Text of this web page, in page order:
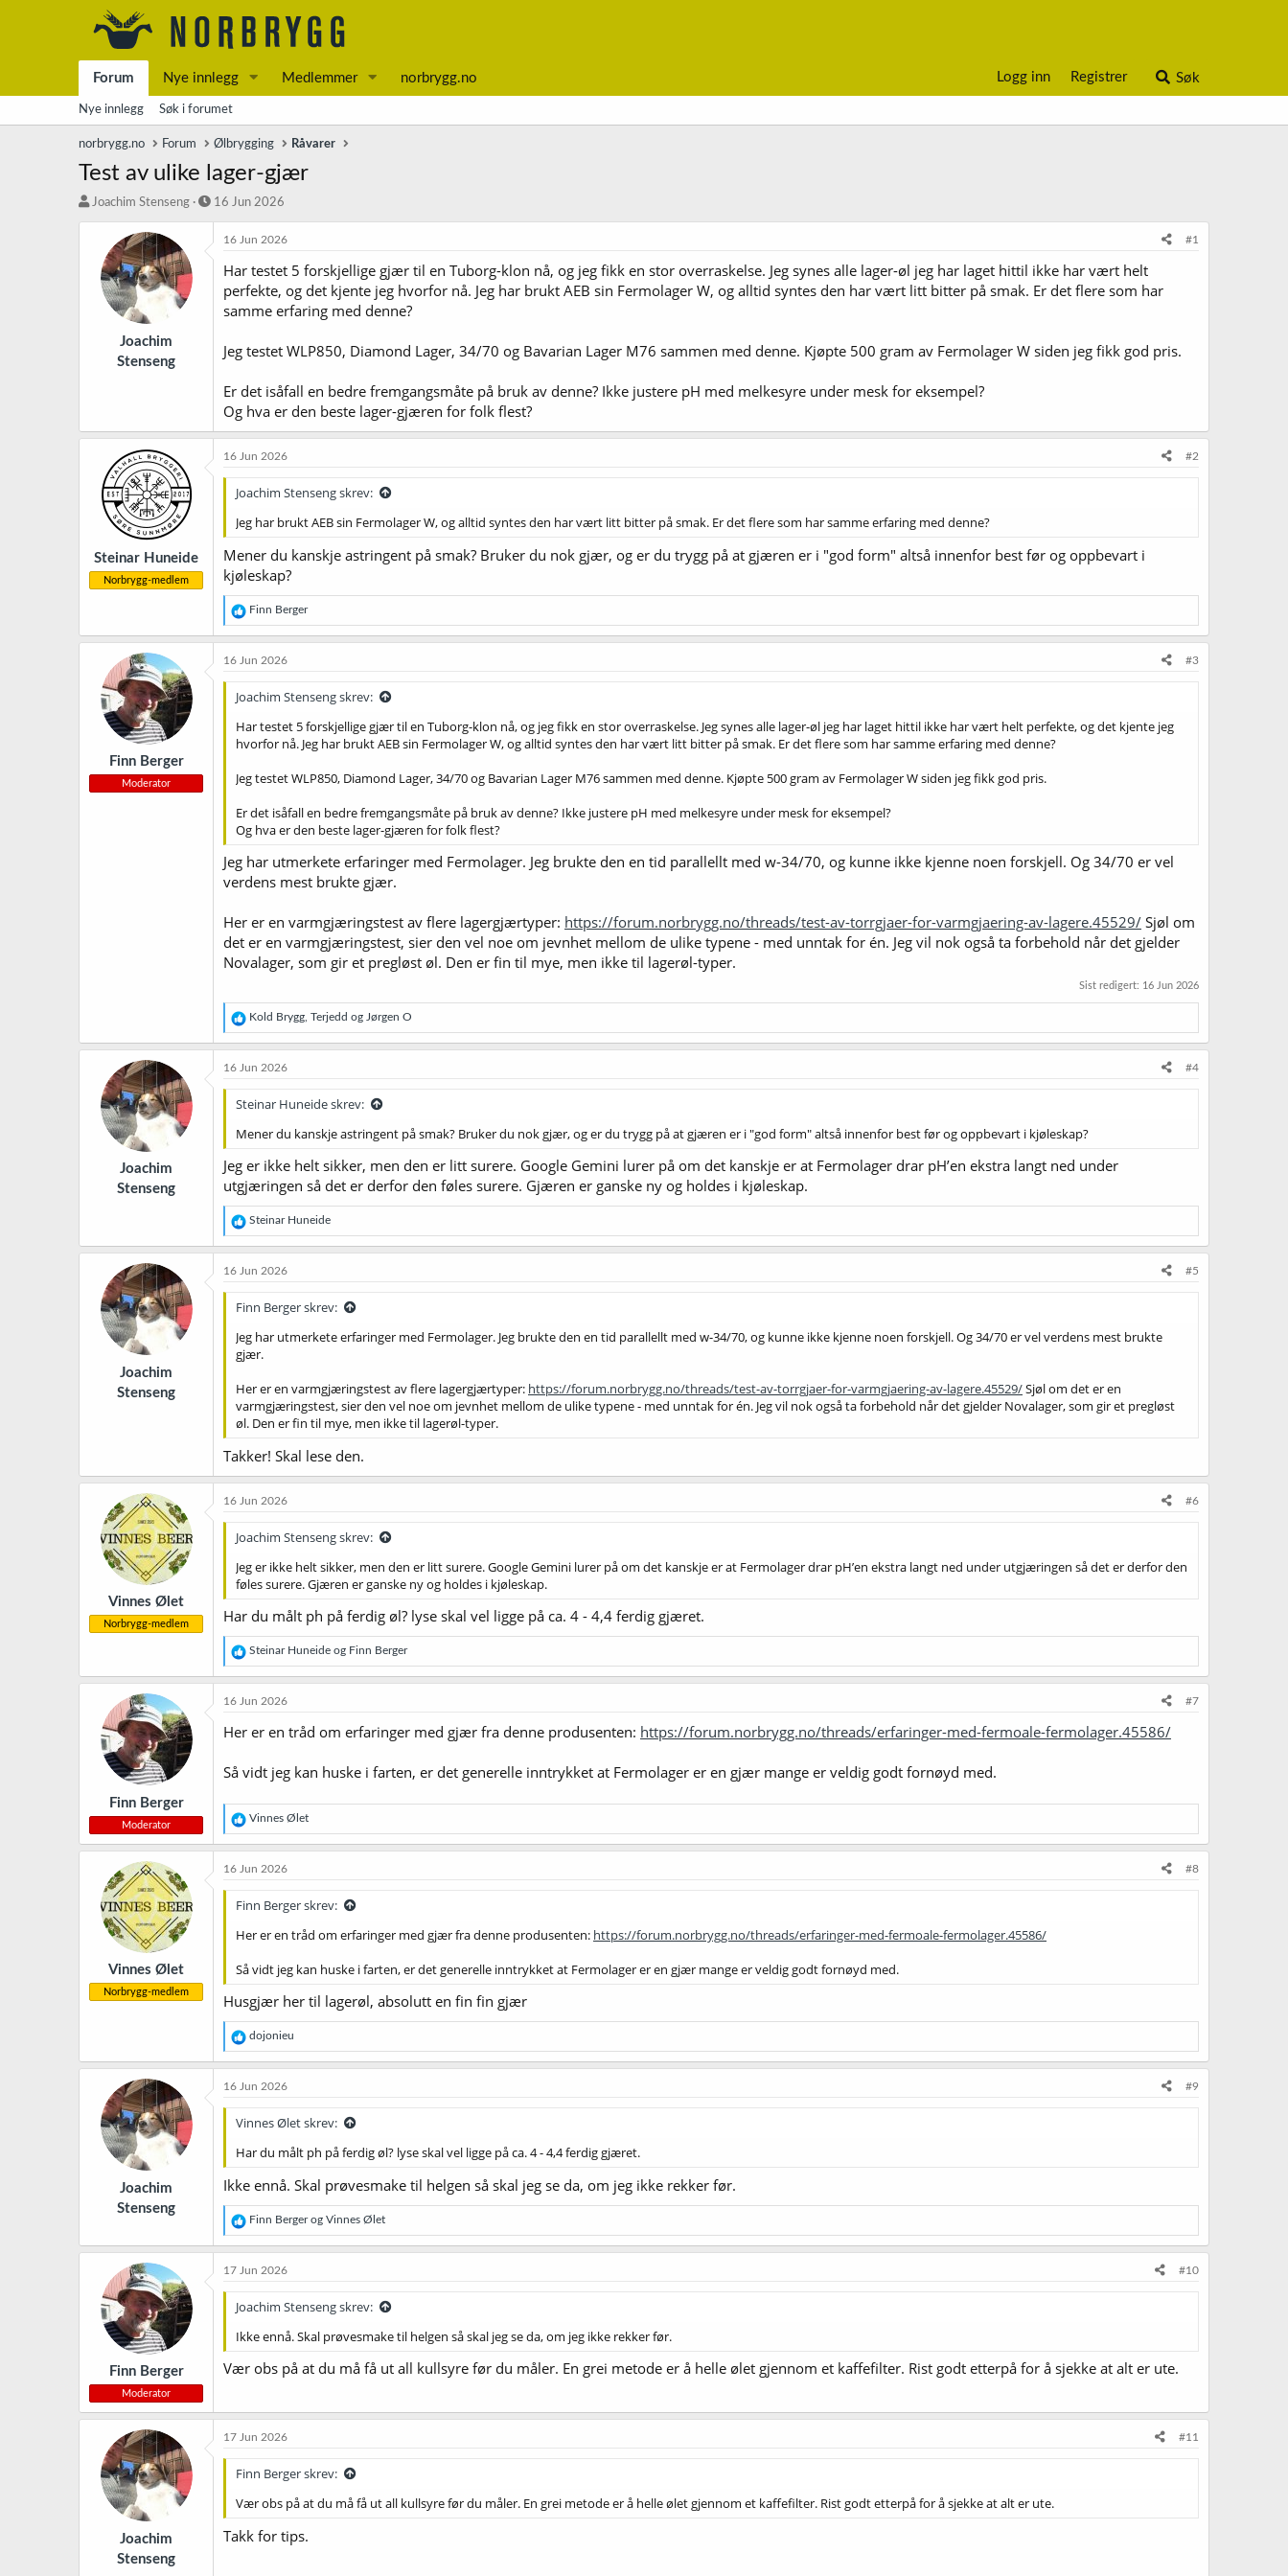
Forum Nye innlegg Medlemmer norbrygg.no Logg inn Registrer Søk
Nye innlegg Søk i forumet
norbrygg.no Forum Ølbrygging Råvarer
Test av ulike lager-gjær
T
Joachim Stenseng
S16 Jun 2026
Joachim
Stenseng
16 Jun 2026 #1
Har testet 5 forskjellige gjær til en Tuborg-klon nå, og jeg fikk en stor overraskelse. Jeg synes alle lager-øl jeg har laget hittil ikke har vært helt
perfekte, og det kjente jeg hvorfor nå. Jeg har brukt AEB sin Fermolager W, og alltid syntes den har vært litt bitter på smak. Er det flere som har
samme erfaring med denne?
Jeg testet WLP850, Diamond Lager, 34/70 og Bavarian Lager M76 sammen med denne. Kjøpte 500 gram av Fermolager W siden jeg fikk god pris.
Er det isåfall en bedre fremgangsmåte på bruk av denne? Ikke justere pH med melkesyre under mesk for eksempel?
Og hva er den beste lager-gjæren for folk flest?
Steinar Huneide
Norbrygg-medlem
16 Jun 2026 #2
Joachim Stenseng skrev:
Jeg har brukt AEB sin Fermolager W, og alltid syntes den har vært litt bitter på smak. Er det flere som har samme erfaring med denne?
Mener du kanskje astringent på smak? Bruker du nok gjær, og er du trygg på at gjæren er i "god form" altså innenfor best før og oppbevart i
kjøleskap?
R
e
a
j
o
e
r
Finn Berger
Finn Berger
Moderator
16 Jun 2026 #3
Joachim Stenseng skrev:
Har testet 5 forskjellige gjær til en Tuborg-klon nå, og jeg fikk en stor overraskelse. Jeg synes alle lager-øl jeg har laget hittil ikke har vært helt perfekte, og det kjente jeg
hvorfor nå. Jeg har brukt AEB sin Fermolager W, og alltid syntes den har vært litt bitter på smak. Er det flere som har samme erfaring med denne?
Jeg testet WLP850, Diamond Lager, 34/70 og Bavarian Lager M76 sammen med denne. Kjøpte 500 gram av Fermolager W siden jeg fikk god pris.
Er det isåfall en bedre fremgangsmåte på bruk av denne? Ikke justere pH med melkesyre under mesk for eksempel?
Og hva er den beste lager-gjæren for folk flest?
Jeg har utmerkete erfaringer med Fermolager. Jeg brukte den en tid parallellt med w-34/70, og kunne ikke kjenne noen forskjell. Og 34/70 er vel
verdens mest brukte gjær.
Her er en varmgjæringstest av flere lagergjærtyper: https://forum.norbrygg.no/threads/test-av-torrgjaer-for-varmgjaering-av-lagere.45529/ Sjøl om
det er en varmgjæringstest, sier den vel noe om jevnhet mellom de ulike typene - med unntak for én. Jeg vil nok også ta forbehold når det gjelder
Novalager, som gir et pregløst øl. Den er fin til mye, men ikke til lagerøl-typer.
Sist redigert: 16 Jun 2026
R
e
a
j
o
e
:
Kold Brygg Terjedd og Jørgen O
Joachim
Stenseng
16 Jun 2026 #4
Steinar Huneide skrev:
Mener du kanskje astringent på smak? Bruker du nok gjær, og er du trygg på at gjæren er i "god form" altså innenfor best før og oppbevart i kjøleskap?
Jeg er ikke helt sikker, men den er litt surere. Google Gemini lurer på om det kanskje er at Fermolager drar pH’en ekstra langt ned under
utgjæringen så det er derfor den føles surere. Gjæren er ganske ny og holdes i kjøleskap.
R
e
a
j
o
e
r
Steinar Huneide
Joachim
Stenseng
16 Jun 2026 #5
Finn Berger skrev:
Jeg har utmerkete erfaringer med Fermolager. Jeg brukte den en tid parallellt med w-34/70, og kunne ikke kjenne noen forskjell. Og 34/70 er vel verdens mest brukte
gjær.
Her er en varmgjæringstest av flere lagergjærtyper: https://forum.norbrygg.no/threads/test-av-torrgjaer-for-varmgjaering-av-lagere.45529/Sjøl om det er en
varmgjæringstest, sier den vel noe om jevnhet mellom de ulike typene - med unntak for én. Jeg vil nok også ta forbehold når det gjelder Novalager, som gir et pregløst
øl. Den er fin til mye, men ikke til lagerøl-typer.
Takker! Skal lese den.
Vinnes Ølet
Norbrygg-medlem
16 Jun 2026 #6
Joachim Stenseng skrev:
Jeg er ikke helt sikker, men den er litt surere. Google Gemini lurer på om det kanskje er at Fermolager drar pH’en ekstra langt ned under utgjæringen så det er derfor den
føles surere. Gjæren er ganske ny og holdes i kjøleskap.
Har du målt ph på ferdig øl? lyse skal vel ligge på ca. 4 - 4,4 ferdig gjæret.
R
e
a
o
e
:
Steinar Huneide og Finn Berger
Finn Berger
Moderator
16 Jun 2026 #7
Her er en tråd om erfaringer med gjær fra denne produsenten: https://forum.norbrygg.no/threads/erfaringer-med-fermoale-fermolager.45586/
Så vidt jeg kan huske i farten, er det generelle inntrykket at Fermolager er en gjær mange er veldig godt fornøyd med.
R
e
a
j
o
e
:
Vinnes Ølet
Vinnes Ølet
Norbrygg-medlem
16 Jun 2026 #8
Finn Berger skrev:
Her er en tråd om erfaringer med gjær fra denne produsenten: https://forum.norbrygg.no/threads/erfaringer-med-fermoale-fermolager.45586/
Så vidt jeg kan huske i farten, er det generelle inntrykket at Fermolager er en gjær mange er veldig godt fornøyd med.
Husgjær her til lagerøl, absolutt en fin fin gjær
R
e
a
j
o
e
:
dojonieu
Joachim
Stenseng
16 Jun 2026 #9
Vinnes Ølet skrev:
Har du målt ph på ferdig øl? lyse skal vel ligge på ca. 4 - 4,4 ferdig gjæret.
Ikke ennå. Skal prøvesmake til helgen så skal jeg se da, om jeg ikke rekker før.
R
e
a
j
o
e
:
Finn Bergerog Vinnes Ølet
Finn Berger
Moderator
17 Jun 2026 #10
Joachim Stenseng skrev:
Ikke ennå. Skal prøvesmake til helgen så skal jeg se da, om jeg ikke rekker før.
Vær obs på at du må få ut all kullsyre før du måler. En grei metode er å helle ølet gjennom et kaffefilter. Rist godt etterpå for å sjekke at alt er ute.
Joachim
Stenseng
17 Jun 2026 #11
Finn Berger skrev:
Vær obs på at du må få ut all kullsyre før du måler. En grei metode er å helle ølet gjennom et kaffefilter. Rist godt etterpå for å sjekke at alt er ute.
Takk for tips.